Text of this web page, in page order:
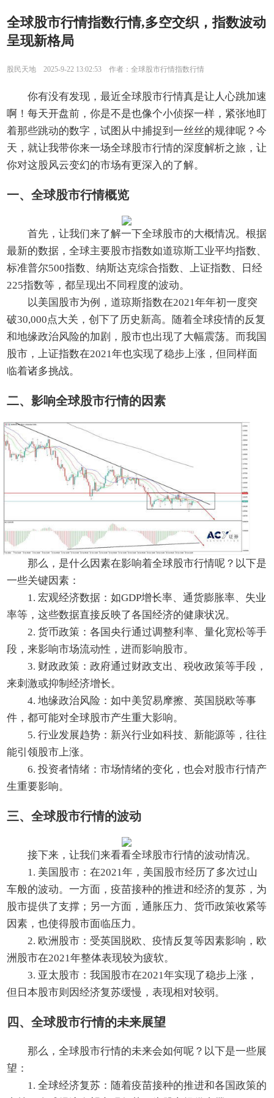
全球股市行情指数行情,多空交织，指数波动
呈现新格局
股民天地 2025-9-22 13:02:53 作者：全球股市行情指数行情
你有没有发现，最近全球股市行情真是让人心跳加速
啊！每天开盘前，你是不是也像个小侦探一样，紧张地盯
着那些跳动的数字，试图从中捕捉到一丝丝的规律呢？今
天，就让我带你来一场全球股市行情的深度解析之旅，让
你对这股风云变幻的市场有更深入的了解。
一、全球股市行情概览
首先，让我们来了解一下全球股市的大概情况。根据
最新的数据，全球主要股市指数如道琼斯工业平均指数、
标准普尔500指数、纳斯达克综合指数、上证指数、日经
225指数等，都呈现出不同程度的波动。
以美国股市为例，道琼斯指数在2021年年初一度突
破30,000点大关，创下了历史新高。随着全球疫情的反复
和地缘政治风险的加剧，股市也出现了大幅震荡。而我国
股市，上证指数在2021年也实现了稳步上涨，但同样面
临着诸多挑战。
二、影响全球股市行情的因素
那么，是什么因素在影响着全球股市行情呢？以下是
一些关键因素：
1. 宏观经济数据：如GDP增长率、通货膨胀率、失业
率等，这些数据直接反映了各国经济的健康状况。
2. 货币政策：各国央行通过调整利率、量化宽松等手
段，来影响市场流动性，进而影响股市。
3. 财政政策：政府通过财政支出、税收政策等手段，
来刺激或抑制经济增长。
4. 地缘政治风险：如中美贸易摩擦、英国脱欧等事
件，都可能对全球股市产生重大影响。
5. 行业发展趋势：新兴行业如科技、新能源等，往往
能引领股市上涨。
6. 投资者情绪：市场情绪的变化，也会对股市行情产
生重要影响。
三、全球股市行情的波动
接下来，让我们来看看全球股市行情的波动情况。
1. 美国股市：在2021年，美国股市经历了多次过山
车般的波动。一方面，疫苗接种的推进和经济的复苏，为
股市提供了支撑；另一方面，通胀压力、货币政策收紧等
因素，也使得股市面临压力。
2. 欧洲股市：受英国脱欧、疫情反复等因素影响，欧
洲股市在2021年整体表现较为疲软。
3. 亚太股市：我国股市在2021年实现了稳步上涨，
但日本股市则因经济复苏缓慢，表现相对较弱。
四、全球股市行情的未来展望
那么，全球股市行情的未来会如何呢？以下是一些展
望：
1. 全球经济复苏：随着疫苗接种的推进和各国政策的